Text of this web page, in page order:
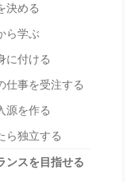
決める
ら学ぶ
に付ける
仕事を受注する
源を作る
ら独立する
ンスを目指せる